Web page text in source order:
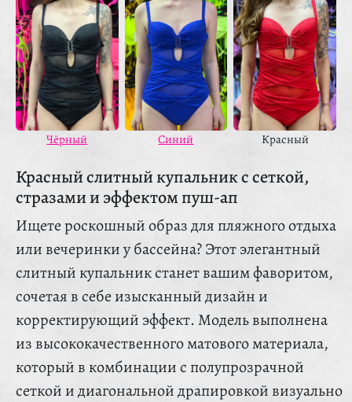
Чёрный Синий Красный
Красный слитный купальник с сеткой,
стразами и эффектом пуш-ап
Ищете роскошный образ для пляжного отдыха
или вечеринки у бассейна? Этот элегантный
слитный купальник станет вашим фаворитом,
сочетая в себе изысканный дизайн и
корректирующий эффект. Модель выполнена
из высококачественного матового материала,
который в комбинации с полупрозрачной
сеткой и диагональной драпировкой визуально